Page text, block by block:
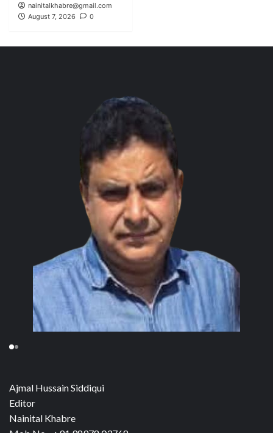
nainitalkhabre@gmail.com
August 7, 2026
0
Ajmal Hussain Siddiqui
Editor
Nainital Khabre